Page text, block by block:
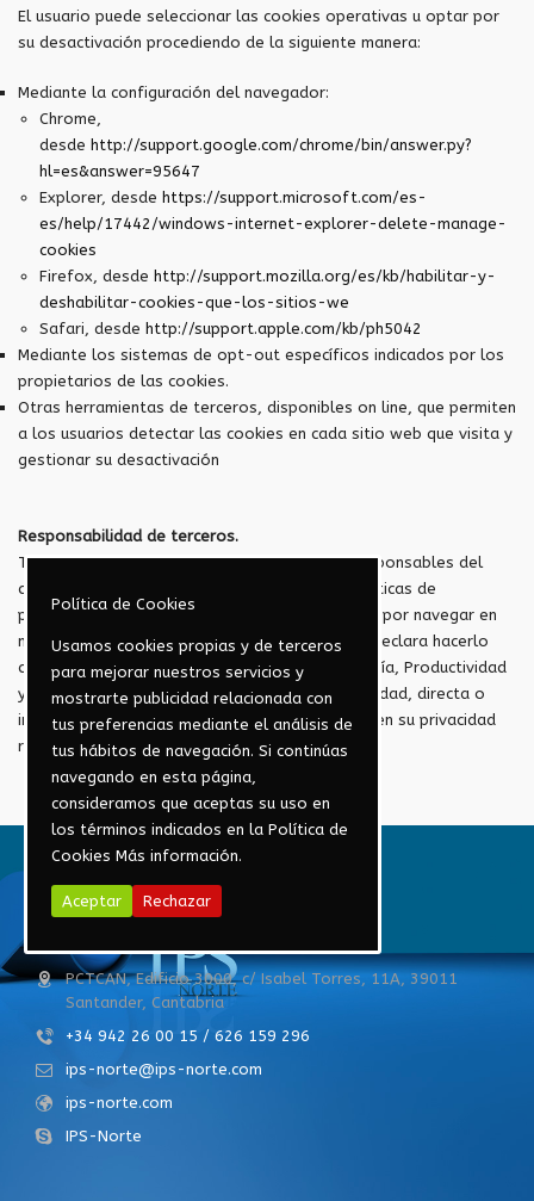
El usuario puede seleccionar las cookies operativas u optar por
su desactivación procediendo de la siguiente manera:
Mediante la configuración del navegador:
Chrome,
desde http://support.google.com/chrome/bin/answer.py?
hl=es&answer=95647
Explorer, desde https://support.microsoft.com/es-
es/help/17442/windows-internet-explorer-delete-manage-
cookies
Firefox, desde http://support.mozilla.org/es/kb/habilitar-y-
deshabilitar-cookies-que-los-sitios-we
Safari, desde http://support.apple.com/kb/ph5042
Mediante los sistemas de opt-out específicos indicados por los
propietarios de las cookies.
Otras herramientas de terceros, disponibles on line, que permiten
a los usuarios detectar las cookies en cada sitio web que visita y
gestionar su desactivación
Responsabilidad de terceros.
Tenga presente que no nos podemos hacer responsables del
contenido, veracidad y cumplimiento de las políticas de
privacidad de terceros. En consecuencia, si opta por navegar en
nuestra web permitiendo cookies de terceros, declara hacerlo
conociendo esta circunstancia y exime a Ingeniería, Productividad
y Sistemas Norte, S.L., de cualquier responsabilidad, directa o
indirecta por los daños, perjuicios o injerencias en su privacidad
realizadas por terceras compañías.
PCTCAN, Edificio 3000, c/ Isabel Torres, 11A, 39011
Santander, Cantabria
+34 942 26 00 15 / 626 159 296
ips-norte@ips-norte.com
ips-norte.com
IPS-Norte
Política de Cookies
Usamos cookies propias y de terceros
para mejorar nuestros servicios y
mostrarte publicidad relacionada con
tus preferencias mediante el análisis de
tus hábitos de navegación. Si continúas
navegando en esta página,
consideramos que aceptas su uso en
los términos indicados en la Política de
Cookies Más información.
Aceptar Rechazar